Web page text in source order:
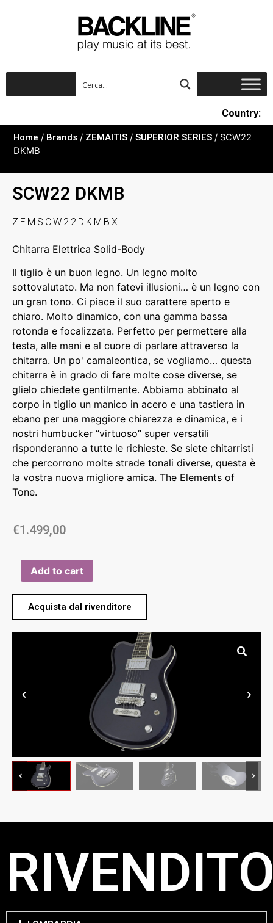
Country:
Home / Brands / ZEMAITIS / SUPERIOR SERIES / SCW22
DKMB
SCW22 DKMB
ZEMSCW22DKMBX
Chitarra Elettrica Solid-Body
Il tiglio è un buon legno. Un legno molto
sottovalutato. Ma non fatevi illusioni… è un legno con
un gran tono. Ci piace il suo carattere aperto e
chiaro. Molto dinamico, con una gamma bassa
rotonda e focalizzata. Perfetto per permettere alla
testa, alle mani e al cuore di parlare attraverso la
chitarra. Un po' camaleontica, se vogliamo… questa
chitarra è in grado di fare molte cose diverse, se
glielo chiedete gentilmente. Abbiamo abbinato al
corpo in tiglio un manico in acero e una tastiera in
ebano per una maggiore chiarezza e dinamica, e i
nostri humbucker “virtuoso” super versatili
risponderanno a tutte le richieste. Se siete chitarristi
che percorrono molte strade tonali diverse, questa è
la vostra nuova migliore amica. The Elements of
Tone.
€1.499,00
Add to cart
Acquista dal rivenditore